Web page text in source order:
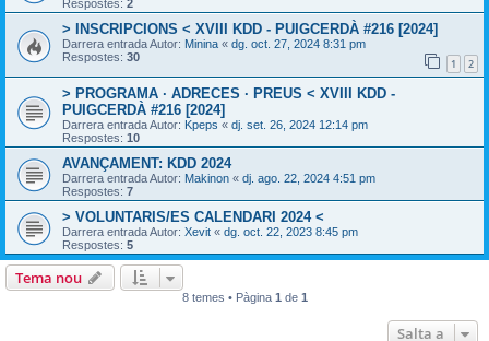
Respostes: 2
> INSCRIPCIONS < XVIII KDD - PUIGCERDÀ #216 [2024]
Darrera entrada Autor: Minina « dg. oct. 27, 2024 8:31 pm
Respostes: 30 1 2
> PROGRAMA · ADRECES · PREUS < XVIII KDD -
PUIGCERDÀ #216 [2024]
Darrera entrada Autor: Kpeps « dj. set. 26, 2024 12:14 pm
Respostes: 10
AVANÇAMENT: KDD 2024
Darrera entrada Autor: Makinon « dj. ago. 22, 2024 4:51 pm
Respostes: 7
> VOLUNTARIS/ES CALENDARI 2024 <
Darrera entrada Autor: Xevit « dg. oct. 22, 2023 8:45 pm
Respostes: 5
Tema nou
8 temes • Pàgina 1 de 1
Salta a